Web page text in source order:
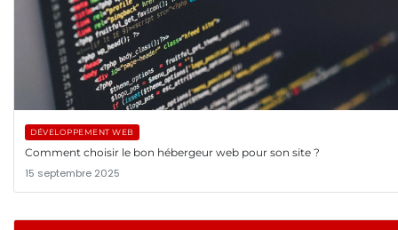
DÉVELOPPEMENT WEB
Comment choisir le bon hébergeur web pour son site ?
15 septembre 2025